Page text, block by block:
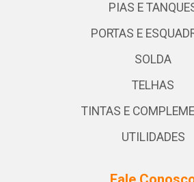
PIAS E
PORTAS E
SOLDA
TELHAS
TINTAS E
UTILIDADES